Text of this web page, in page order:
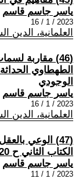
ياسر جاسم قاسم
2023 / 1 / 16
العلمانية،
(46) مقاربة
الطهطاوي
الوجودي
ياسر جاسم قاسم
2023 / 1 / 16
العلمانية،
(47) الوعي
الكتاب الثاني ح 20 (الوعي والتنقيب لدى الكاتب)
ياسر جاسم قاسم
2023 / 1 / 11